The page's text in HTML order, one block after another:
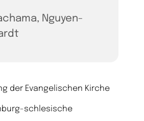
Nguyen-
der Evangelischen Kirche
schlesische